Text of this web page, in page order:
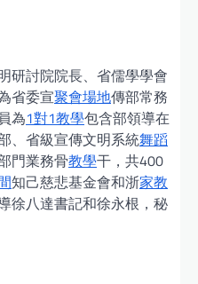
研討院院長、省儒學學會
省委宣聚會場地傳部常務
為1對1教學包含部領導在
、省級宣傳文明系統舞蹈
門業務骨教學干，共400
知己慈悲基金會和浙家教
徐八達書記和徐永根，秘